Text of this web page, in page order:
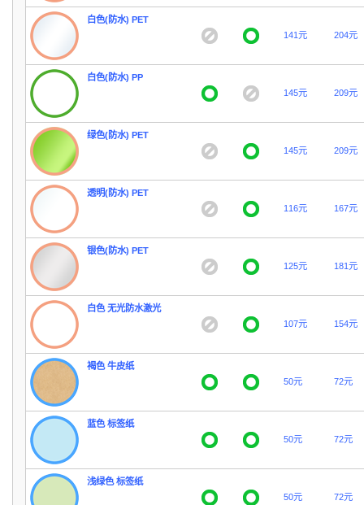
白色(防水) PET
141元
204元
白色(防水) PP
145元
209元
绿色(防水) PET
145元
209元
透明(防水) PET
116元
167元
银色(防水) PET
125元
181元
白色 无光防水激光
107元
154元
褐色 牛皮纸
50元
72元
蓝色 标签纸
50元
72元
浅绿色 标签纸
50元
72元